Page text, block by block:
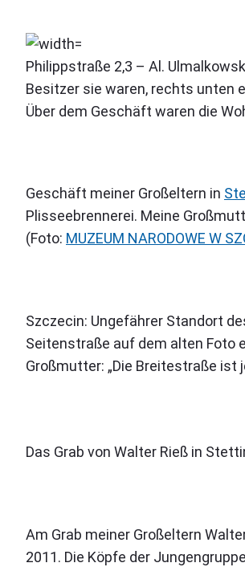
Philippstraße 2,3 – Al.
Besitzer sie waren, rechts unten
Über dem Geschäft waren die
Geschäft meiner Großeltern in
Plisseebrennerei. Meine
(Foto: MUZEUM NARODOWE W
Szczecin: Ungefährer Standort
Seitenstraße auf dem alten Foto
Großmutter: „Die Breitestraße ist
Das Grab von Walter Rieß in
Am Grab meiner Großeltern
2011. Die Köpfe der